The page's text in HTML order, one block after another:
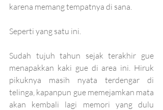
karena memang tempatnya di sana.
Seperti yang satu ini.
Sudah tujuh tahun sejak terakhir gue
menapakkan kaki gue di area ini. Hiruk
pikuknya masih nyata terdengar di
telinga, kapanpun gue memejamkan mata
akan kembali lagi memori yang dulu